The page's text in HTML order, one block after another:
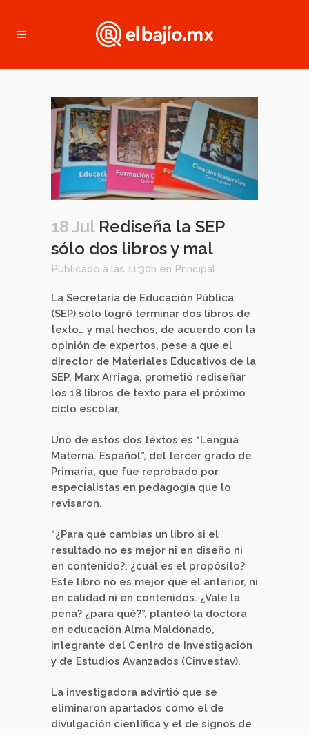
18 JulRediseña la SEP
sólo dos libros y mal
Publicado a las 11:30h en Principal
La Secretaría de Educación Pública
(SEP) sólo logró terminar dos libros de
texto… y mal hechos, de acuerdo con la
opinión de expertos, pese a que el
director de Materiales Educativos de la
SEP, Marx Arriaga, prometió rediseñar
los 18 libros de texto para el próximo
ciclo escolar,
Uno de estos dos textos es “Lengua
Materna. Español”, del tercer grado de
Primaria, que fue reprobado por
especialistas en pedagogía que lo
revisaron.
“¿Para qué cambias un libro si el
resultado no es mejor ni en diseño ni
en contenido?, ¿cuál es el propósito?
Este libro no es mejor que el anterior, ni
en calidad ni en contenidos. ¿Vale la
pena? ¿para qué?”, planteó la doctora
en educación Alma Maldonado,
integrante del Centro de Investigación
y de Estudios Avanzados (Cinvestav).
La investigadora advirtió que se
eliminaron apartados como el de
divulgación científica y el de signos de